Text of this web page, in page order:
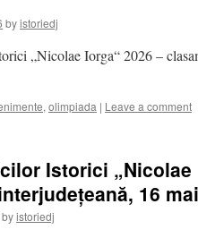
byistoriedj
„Nicolae Iorga“ 2026 –
, olimpiada | Leave a comment
Istorici „Nicolae
16
byistoriedj